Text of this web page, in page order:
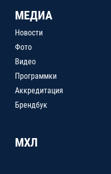
МЕДИА
Новости
Фото
Видео
Программки
Аккредитация
Брендбук
МХЛ